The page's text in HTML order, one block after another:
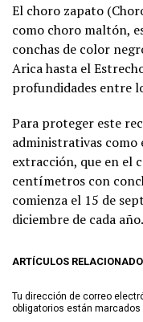
El choro zapato
como choro maltón,
conchas de color
Arica hasta el
profundidades entre
Para proteger este
administrativas
extracción, que en el
centímetros con
comienza el 15 de
diciembre de cada año.
ARTÍCULOS
Tu dirección de correo
obligatorios están marcados